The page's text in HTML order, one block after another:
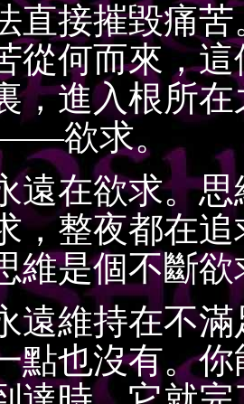
摧毀痛苦
從何而來，
，進入根所
欲求。
欲求。思
，整夜都在
維是個不斷
持在不滿
點也沒有。